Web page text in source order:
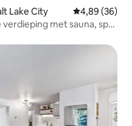
Lake City Gemiddelde
4,89 (36)
met sauna, spa,